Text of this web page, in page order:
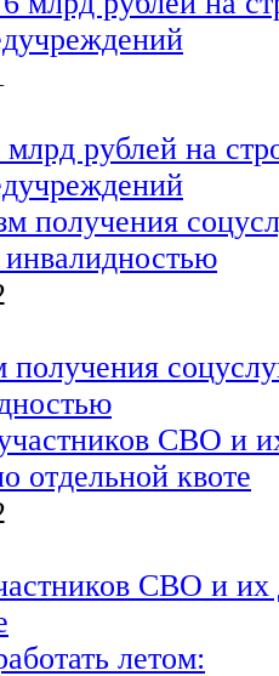
рублей на
СВО и их